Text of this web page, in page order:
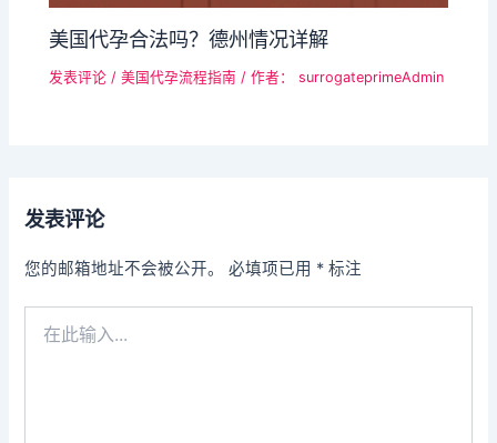
美国代孕合法吗？德州情况详解
发表评论 /美国代孕流程指南 / 作者： surrogateprimeAdmin
发表评论
您的邮箱地址不会被公开。 必填项已用 * 标注